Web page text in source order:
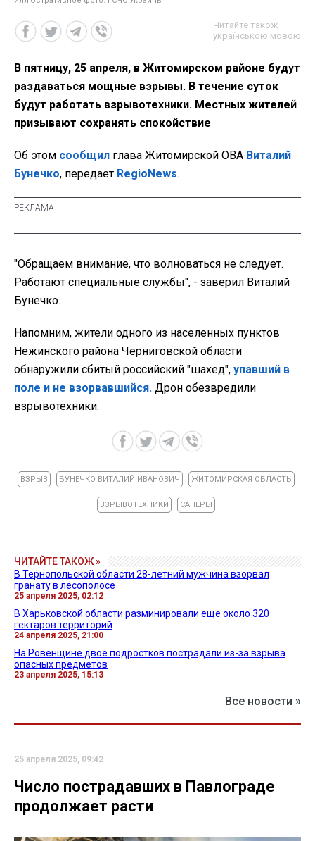
Читайте також
українською мовою
В пятницу, 25 апреля, в Житомирском районе будут
раздаваться мощные взрывы. В течение суток
будут работать взрывотехники. Местных жителей
призывают сохранять спокойствие
Об этом сообщил глава Житомирской ОВА Виталий
Бунечко, передает RegioNews.
"Обращаем внимание, что волноваться не следует.
Работают специальные службы", - заверил Виталий
Бунечко.
Напомним, жители одного из населенных пунктов
Нежинского района Черниговской области
обнаружили сбитый российский "шахед", упавший в
поле и не взорвавшийся. Дрон обезвредили
взрывотехники.
ВЗРЫВ БУНЕЧКО ВИТАЛИЙ ИВАНОВИЧ ЖИТОМИРСКАЯ ОБЛАСТЬ
ВЗРЫВОТЕХНИКИ САПЕРЫ
ЧИТАЙТЕ ТАКОЖ »
В Тернопольской области 28-летний мужчина взорвал
гранату в лесополосе
25 апреля 2025, 02:12
В Харьковской области разминировали еще около 320
гектаров территорий
24 апреля 2025, 21:00
На Ровенщине двое подростков пострадали из-за взрыва
опасных предметов
23 апреля 2025, 15:13
Все новости »
25 апреля 2025, 09:42
Число пострадавших в Павлограде
продолжает расти